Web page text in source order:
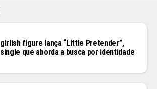
girlish figure lança “Little Pretender”,
single que aborda a busca por identidade